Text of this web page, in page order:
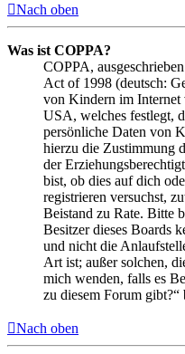
Nach oben
Was ist COPPA?
COPPA,
Act of 1998 (deutsch:
von Kindern im Internet
USA, welches festlegt,
persönliche Daten von
hierzu die Zustimmung
der
bist, ob dies auf dich
registrieren versuchst,
Beistand zu Rate. Bitte
Besitzer dieses Boards
und nicht die
Art ist; außer solchen,
mich wenden, falls es
zu diesem Forum gibt?“
Nach oben